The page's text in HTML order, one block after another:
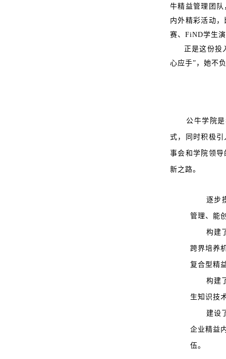
牛精益管理团
内外精彩活动
赛、FiND学生
正是这份投
心应手”，她不
公牛学院
式，同时积极
事会和学院领
新之路。
逐步
管理、能
构建
跨界培养
复合型精
构建
生知识技
建设
企业精益
伍。